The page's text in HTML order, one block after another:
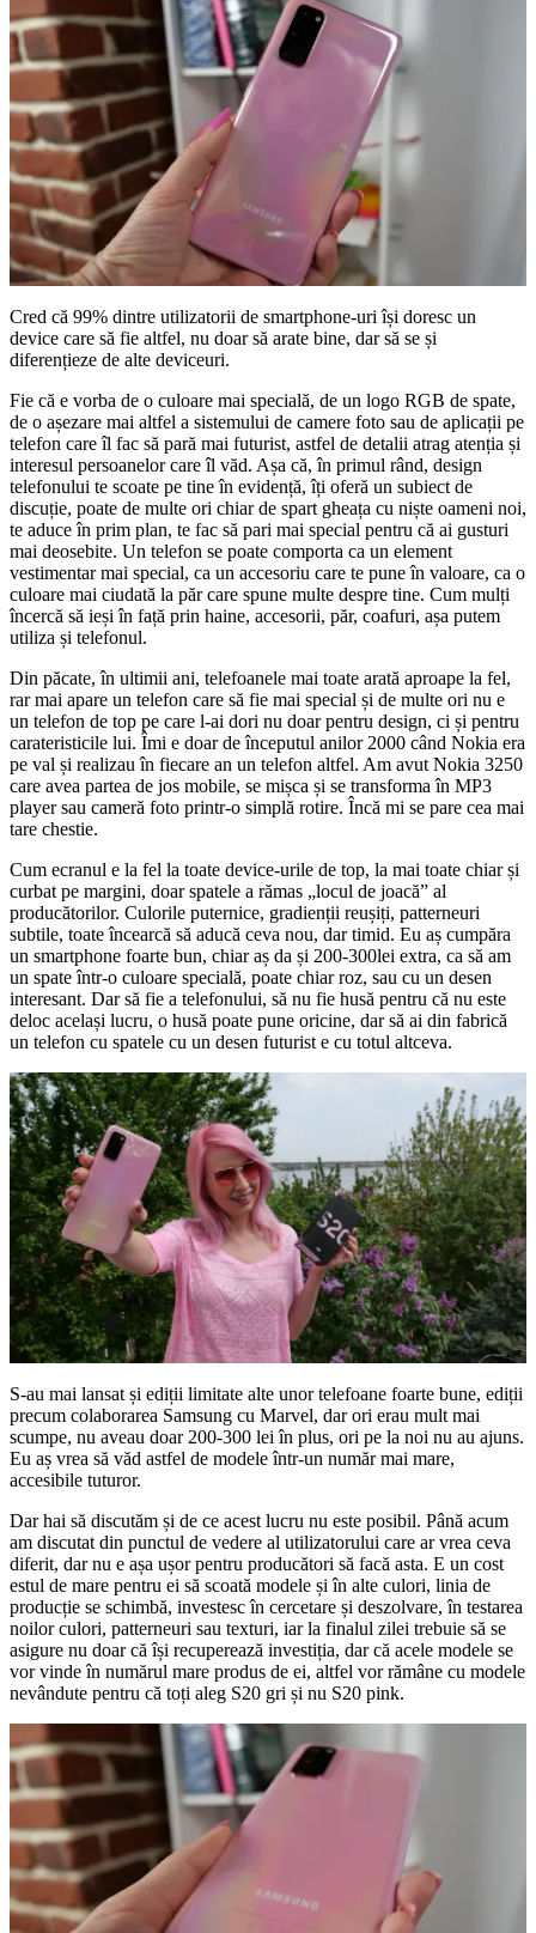
Cred că 99% dintre utilizatorii de smartphone-uri își doresc un
device care să fie altfel, nu doar să arate bine, dar să se și
diferențieze de alte deviceuri.
Fie că e vorba de o culoare mai specială, de un logo RGB de spate,
de o așezare mai altfel a sistemului de camere foto sau de aplicații pe
telefon care îl fac să pară mai futurist, astfel de detalii atrag atenția și
interesul persoanelor care îl văd. Așa că, în primul rând, design
telefonului te scoate pe tine în evidență, îți oferă un subiect de
discuție, poate de multe ori chiar de spart gheața cu niște oameni noi,
te aduce în prim plan, te fac să pari mai special pentru că ai gusturi
mai deosebite. Un telefon se poate comporta ca un element
vestimentar mai special, ca un accesoriu care te pune în valoare, ca o
culoare mai ciudată la păr care spune multe despre tine. Cum mulți
încercă să ieși în față prin haine, accesorii, păr, coafuri, așa putem
utiliza și telefonul.
Din păcate, în ultimii ani, telefoanele mai toate arată aproape la fel,
rar mai apare un telefon care să fie mai special și de multe ori nu e
un telefon de top pe care l-ai dori nu doar pentru design, ci și pentru
carateristicile lui. Îmi e doar de începutul anilor 2000 când Nokia era
pe val și realizau în fiecare an un telefon altfel. Am avut Nokia 3250
care avea partea de jos mobile, se mișca și se transforma în MP3
player sau cameră foto printr-o simplă rotire. Încă mi se pare cea mai
tare chestie.
Cum ecranul e la fel la toate device-urile de top, la mai toate chiar și
curbat pe margini, doar spatele a rămas „locul de joacă” al
producătorilor. Culorile puternice, gradienții reușiți, patterneuri
subtile, toate încearcă să aducă ceva nou, dar timid. Eu aș cumpăra
un smartphone foarte bun, chiar aș da și 200-300lei extra, ca să am
un spate într-o culoare specială, poate chiar roz, sau cu un desen
interesant. Dar să fie a telefonului, să nu fie husă pentru că nu este
deloc același lucru, o husă poate pune oricine, dar să ai din fabrică
un telefon cu spatele cu un desen futurist e cu totul altceva.
S-au mai lansat și ediții limitate alte unor telefoane foarte bune, ediții
precum colaborarea Samsung cu Marvel, dar ori erau mult mai
scumpe, nu aveau doar 200-300 lei în plus, ori pe la noi nu au ajuns.
Eu aș vrea să văd astfel de modele într-un număr mai mare,
accesibile tuturor.
Dar hai să discutăm și de ce acest lucru nu este posibil. Până acum
am discutat din punctul de vedere al utilizatorului care ar vrea ceva
diferit, dar nu e așa ușor pentru producători să facă asta. E un cost
estul de mare pentru ei să scoată modele și în alte culori, linia de
producție se schimbă, investesc în cercetare și deszolvare, în testarea
noilor culori, patterneuri sau texturi, iar la finalul zilei trebuie să se
asigure nu doar că își recuperează investiția, dar că acele modele se
vor vinde în numărul mare produs de ei, altfel vor rămâne cu modele
nevândute pentru că toți aleg S20 gri și nu S20 pink.